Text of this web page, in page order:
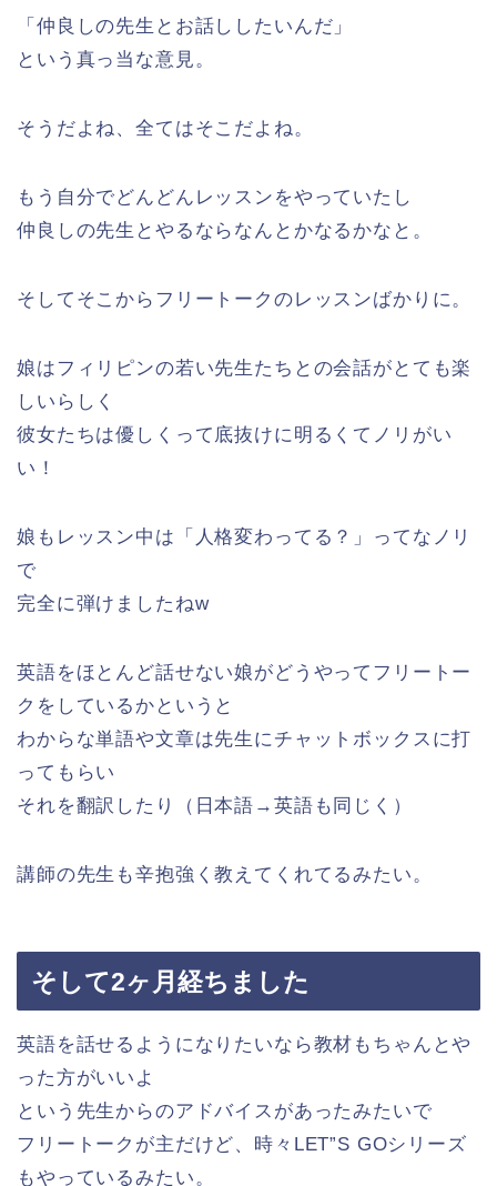
「仲良しの先生とお話ししたいんだ」
という真っ当な意見。
そうだよね、全てはそこだよね。
もう自分でどんどんレッスンをやっていたし
仲良しの先生とやるならなんとかなるかなと。
そしてそこからフリートークのレッスンばかりに。
娘はフィリピンの若い先生たちとの会話がとても楽
しいらしく
彼女たちは優しくって底抜けに明るくてノリがい
い！
娘もレッスン中は「人格変わってる？」ってなノリ
で
完全に弾けましたねw
英語をほとんど話せない娘がどうやってフリートー
クをしているかというと
わからな単語や文章は先生にチャットボックスに打
ってもらい
それを翻訳したり（日本語→英語も同じく）
講師の先生も辛抱強く教えてくれてるみたい。
そして2ヶ月経ちました
英語を話せるようになりたいなら教材もちゃんとや
った方がいいよ
という先生からのアドバイスがあったみたいで
フリートークが主だけど、時々LET”S GOシリーズ
もやっているみたい。